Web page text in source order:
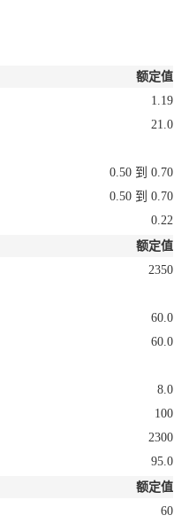
额定值
1.19
21.0
0.50 到 0.70
0.50 到 0.70
0.22
额定值
2350
60.0
60.0
8.0
100
2300
95.0
额定值
60